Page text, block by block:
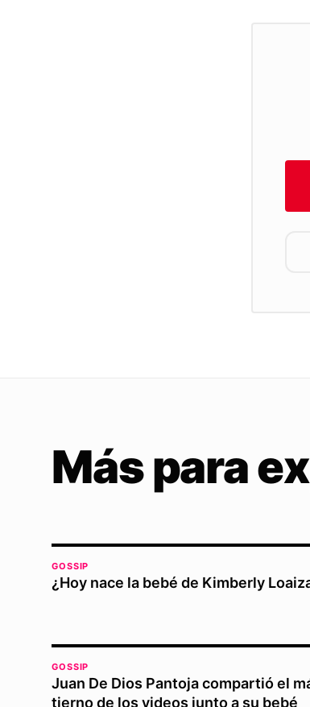
Más para
GOSSIP
¿Hoy nace la bebé de Kimberly
GOSSIP
Juan De Dios Pantoja compartió el
tierno de los videos junto a su bebé